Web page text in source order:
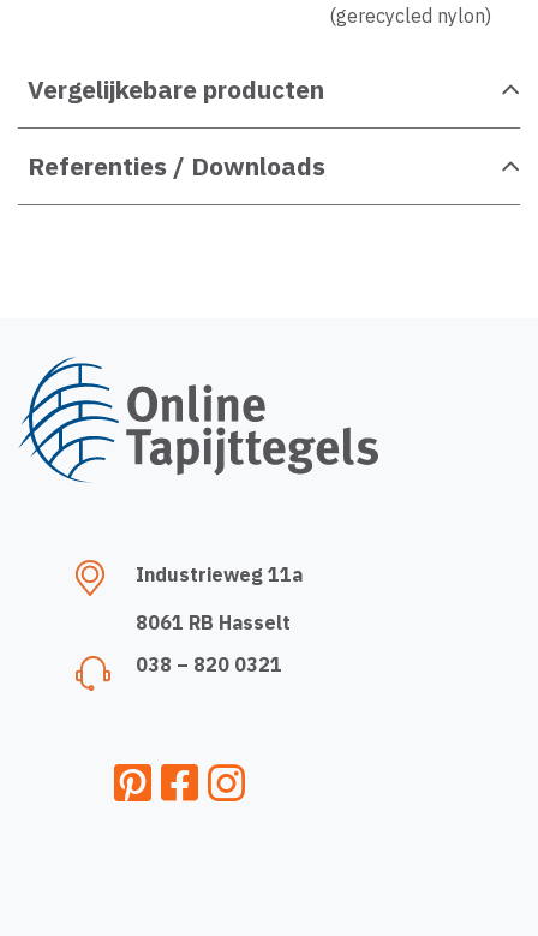
(gerecycled nylon)
Vergelijkebare producten
Referenties / Downloads
Industrieweg 11a
8061 RB Hasselt
038 – 820 0321